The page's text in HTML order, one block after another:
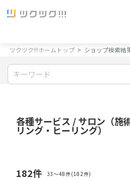
ツクツク!!!ホームトップ ショップ検索結
各種サービス / サロン（施
リング・ヒーリング）
182件 33〜48件(182件)